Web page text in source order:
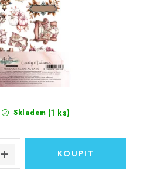
Skladem (1 ks)